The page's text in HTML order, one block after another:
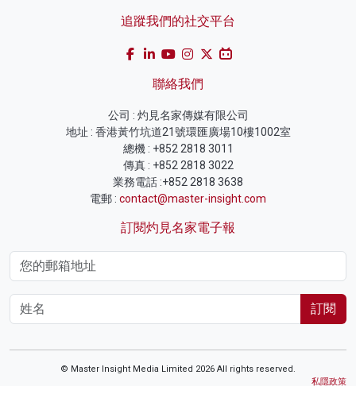
追蹤我們的社交平台
聯絡我們
公司 : 灼見名家傳媒有限公司
地址 : 香港黃竹坑道21號環匯廣場10樓1002室
總機 : +852 2818 3011
傳真 : +852 2818 3022
業務電話 :+852 2818 3638
電郵 : contact@master-insight.com
訂閱灼見名家電子報
訂閱
© Master Insight Media Limited 2026 All rights reserved.
私隱政策